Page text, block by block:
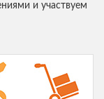
и участвуем